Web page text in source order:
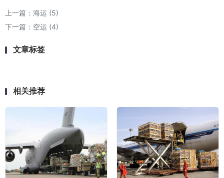
上一篇： 海运 (5)
下一篇： 空运 (4)
文章标签
相关推荐